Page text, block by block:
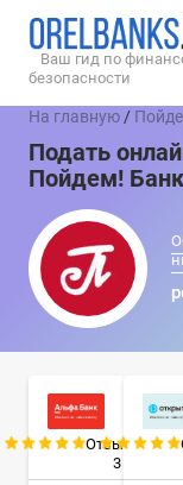
Ваш гид по
безопасности
На главную /
Подать
Пойдем! Банк
Отзывы:
3